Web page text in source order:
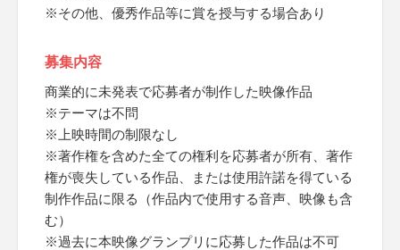
※その他、優秀作品等に賞を授与する場合あり
募集内容
商業的に未発表で応募者が制作した映像作品
※テーマは不問
※上映時間の制限なし
※著作権を含めた全ての権利を応募者が所有、著作
権が喪失している作品、または使用許諾を得ている
制作作品に限る（作品内で使用する音声、映像も含
む）
※過去に本映像グランプリに応募した作品は不可